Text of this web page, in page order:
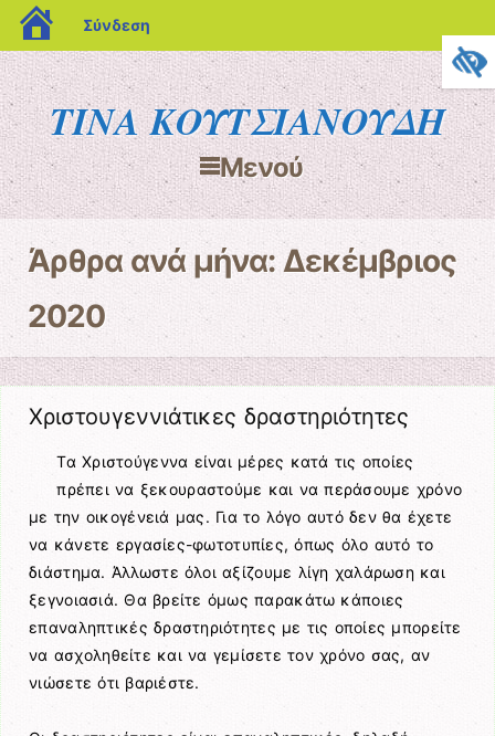
blogs.sch.gr
Σύνδεση
ΤΙΝΑ ΚΟΥΤΣΙΑΝΟΥΔΗ
Μενού
Μετάβαση στο περιεχόμενο
Άρθρα ανά μήνα: Δεκέμβριος
2020
Χριστουγεννιάτικες δραστηριότητες
Τα Χριστούγεννα είναι μέρες κατά τις οποίες
πρέπει να ξεκουραστούμε και να περάσουμε χρόνο
με την οικογένειά μας. Για το λόγο αυτό δεν θα έχετε
να κάνετε εργασίες-φωτοτυπίες, όπως όλο αυτό το
διάστημα. Άλλωστε όλοι αξίζουμε λίγη χαλάρωση και
ξεγνοιασιά. Θα βρείτε όμως παρακάτω κάποιες
επαναληπτικές δραστηριότητες με τις οποίες μπορείτε
να ασχοληθείτε και να γεμίσετε τον χρόνο σας, αν
νιώσετε ότι βαριέστε.